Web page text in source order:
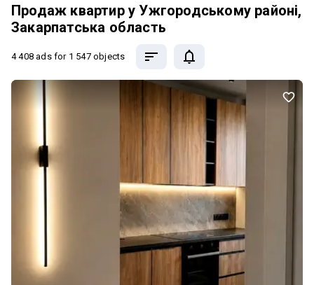
Продаж квартир у Ужгородському районі,
Закарпатська область
4 408 ads for 1 547 objects